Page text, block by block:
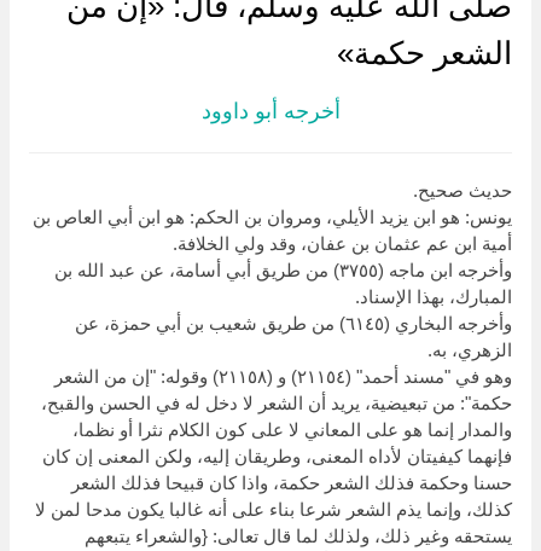
الشعر حكمة»
أخرجه أبو داوود
حديث صحيح.
يونس: هو ابن يزيد الأيلي، ومروان بن الحكم: هو ابن أبي العاص بن
أمية ابن عم عثمان بن عفان، وقد ولي الخلافة.
وأخرجه ابن ماجه (٣٧٥٥) من طريق أبي أسامة، عن عبد الله بن
المبارك، بهذا الإسناد.
وأخرجه البخاري (٦١٤٥) من طريق شعيب بن أبي حمزة، عن
الزهري، به.
وهو في "مسند أحمد" (٢١١٥٤) و (٢١١٥٨) وقوله: "إن من الشعر
حكمة": من تبعيضية، يريد أن الشعر لا دخل له في الحسن والقبح،
والمدار إنما هو على المعاني لا على كون الكلام نثرا أو نظما،
فإنهما كيفيتان لأداه المعنى، وطريقان إليه، ولكن المعنى إن كان
حسنا وحكمة فذلك الشعر حكمة، واذا كان قبيحا فذلك الشعر
كذلك، وإنما يذم الشعر شرعا بناء على أنه غالبا يكون مدحا لمن لا
يستحقه وغير ذلك، ولذلك لما قال تعالى: {والشعراء يتبعهم